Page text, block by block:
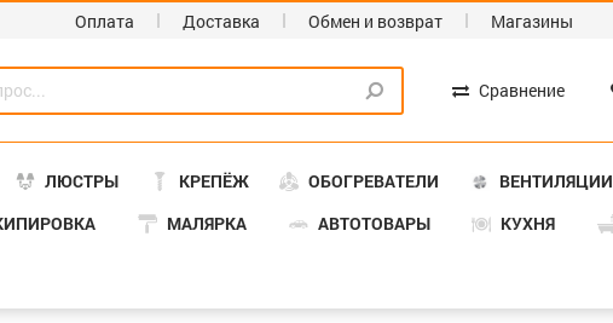
Оплата Доставка Обмен и возврат Магазины
Сравнение
ЛЮСТРЫ КРЕПЁЖ ОБОГРЕВАТЕЛИ ВЕНТИЛЯЦИИ
МАЛЯРКА АВТОТОВАРЫ КУХНЯ